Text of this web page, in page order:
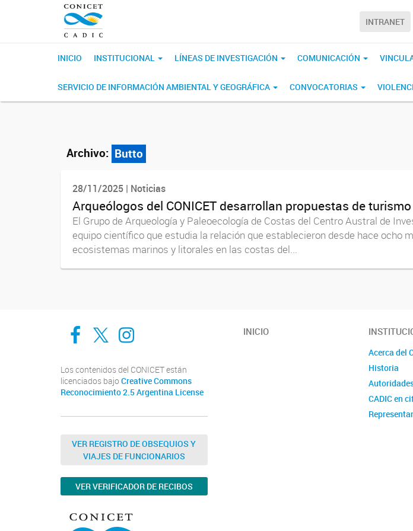
INTRANET
INICIO INSTITUCIONAL LÍNEAS DE INVESTIGACIÓN COMUNICACIÓN
SERVICIO DE INFORMACIÓN AMBIENTAL Y GEOGRÁFICA CONVOCATORIAS
Archivo: Butto
28/11/2025 | Noticias
Arqueólogos del CONICET desarrollan propuestas de
El Grupo de Arqueología y Paleoecología de Costas del Centro Austral de
equipo científico que estudia la relación que establecieron desde hace ocho
ecosistemas marinos y litorales en las costas del...
Cadic en RedCADIC Ushuaia
Cadic en Red
Los contenidos del CONICET están
licenciados bajo Creative Commons
Reconocimiento 2.5 Argentina License
VER REGISTRO DE OBSEQUIOS Y
VIAJES DE FUNCIONARIOS
VER VERIFICADOR DE RECIBOS
INICIO
Acerca del
Historia
CADIC en